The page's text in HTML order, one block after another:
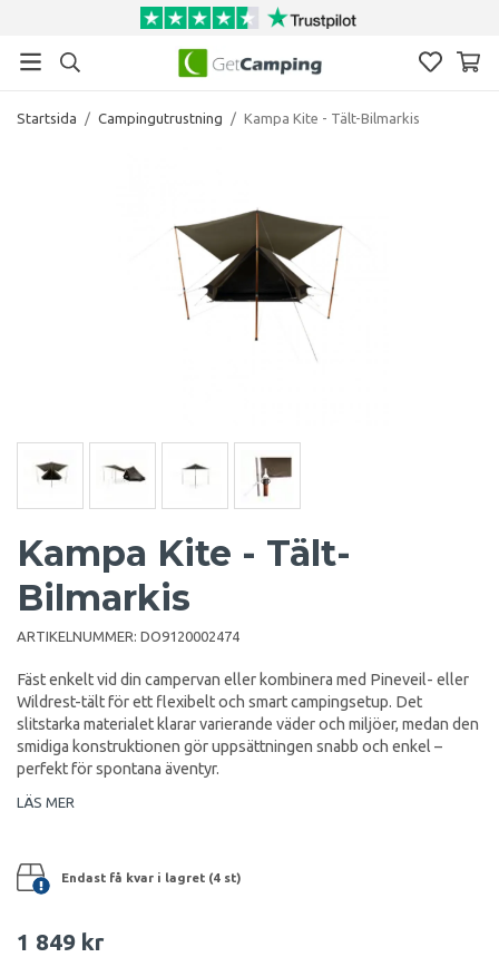
Startsida / Campingutrustning / Kampa Kite - Tält-Bilmarkis
Kampa Kite - Tält-
Bilmarkis
ARTIKELNUMMER: DO9120002474
Fäst enkelt vid din campervan eller kombinera med Pineveil- eller
Wildrest-tält för ett flexibelt och smart campingsetup. Det
slitstarka materialet klarar varierande väder och miljöer, medan den
smidiga konstruktionen gör uppsättningen snabb och enkel –
perfekt för spontana äventyr.
LÄS MER
Endast få kvar i lagret (4 st)
1 849 kr